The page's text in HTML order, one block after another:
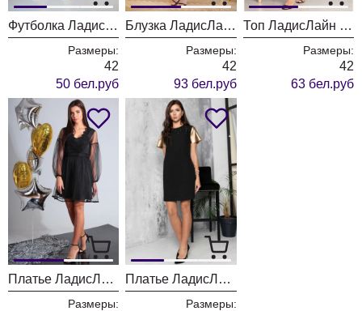
Футболка ЛадисЛайн 1217
Размеры:
42
50 бел.руб
Блузка ЛадисЛайн 1218 молочный
Размеры:
42
93 бел.руб
Топ ЛадисЛайн 1182
Размеры:
42
63 бел.руб
Платье ЛадисЛайн 1169 черный
Размеры:
Платье ЛадисЛайн 1156
Размеры: